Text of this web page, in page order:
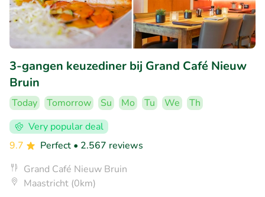
3-gangen keuzediner bij Grand Café Nieuw
Bruin
Today Tomorrow Su Mo Tu We
Th
Very popular deal
9.7
Perfect • 2.567 reviews
Grand Café Nieuw Bruin
Maastricht (0km)